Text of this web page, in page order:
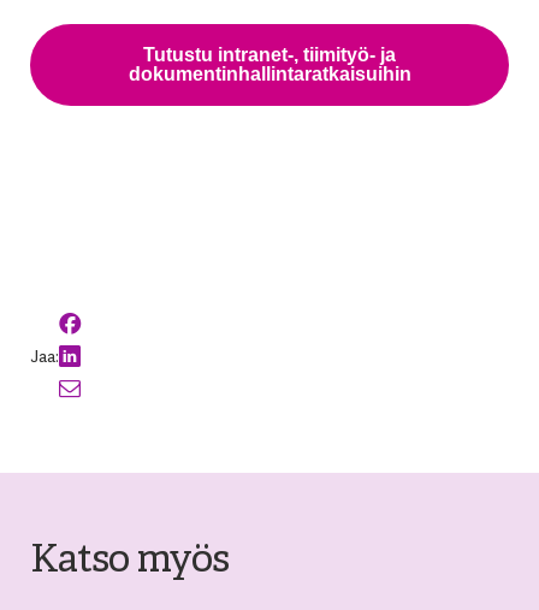
Tutustu intranet-, tiimityö- ja
dokumentinhallintaratkaisuihin
Jaa:
Katso myös